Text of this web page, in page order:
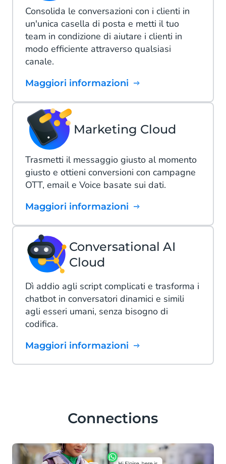
Consolida le conversazioni con i clienti in
un'unica casella di posta e metti il tuo
team in condizione di aiutare i clienti in
modo efficiente attraverso qualsiasi
canale.
Maggiori informazioni
Marketing Cloud
Trasmetti il messaggio giusto al momento
giusto e ottieni conversioni con campagne
OTT, email e Voice basate sui dati.
Maggiori informazioni
Conversational AI
Cloud
Dì addio agli script complicati e trasforma i
chatbot in conversatori dinamici e simili
agli esseri umani, senza bisogno di
codifica.
Maggiori informazioni
Connections